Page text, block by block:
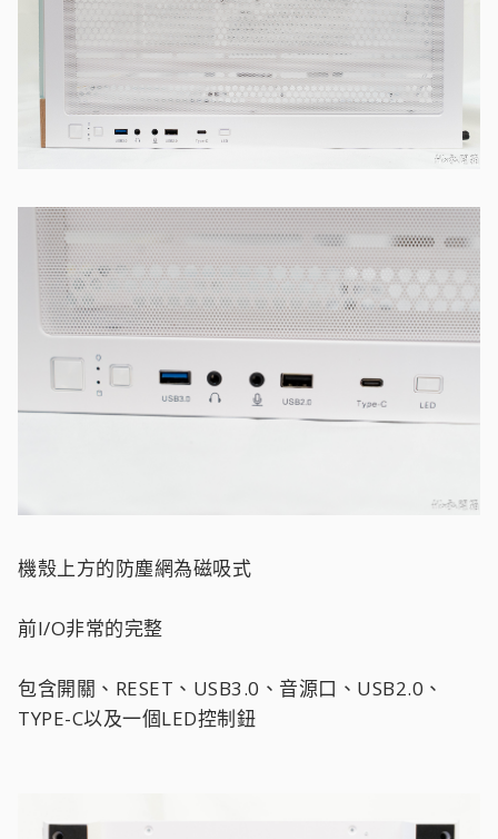
機殼上方的防塵網為磁吸式
前I/O非常的完整
包含開關、RESET、USB3.0、音源口、USB2.0、
TYPE-C以及一個LED控制鈕